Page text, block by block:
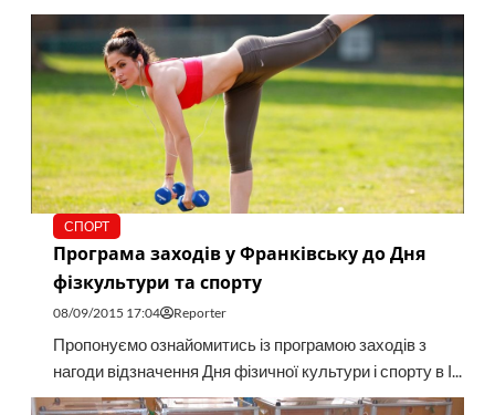
СПОРТ
Програма заходів у Франківську до Дня
фізкультури та спорту
08/09/2015 17:04 Reporter
Пропонуємо ознайомитись із програмою заходів з
нагоди відзначення Дня фізичної культури і спорту в І...